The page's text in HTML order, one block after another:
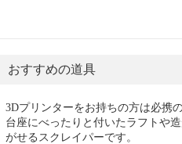
おすすめの道具
3Dプリンターをお持ちの方は必携
台座にべったりと付いたラフトや
がせるスクレイパーです。